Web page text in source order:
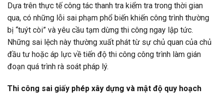
Dựa trên thực tế công tác thanh tra kiểm tra trong thời gian
qua, có những lỗi sai phạm phổ biến khiến công trình thường
bị “tuýt còi” và yêu cầu tạm dừng thi công ngay lập tức.
Những sai lệch này thường xuất phát từ sự chủ quan của chủ
đầu tư hoặc áp lực về tiến độ thi công công trình làm gián
đoạn quá trình rà soát pháp lý.
Thi công sai giấy phép xây dựng và mật độ quy hoạch